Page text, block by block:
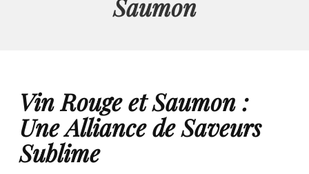
Saumon
Vin Rouge et Saumon :
Une Alliance de Saveurs
Sublime